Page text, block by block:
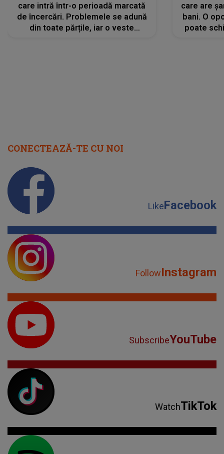
care intră într-o perioadă marcată
de încercări. Problemele se adună
din toate părțile, iar o veste
care are
bani. O
poate
CONECTEAZĂ-TE CU NOI
LikeFacebook
FollowInstagram
SubscribeYouTube
WatchTikTok